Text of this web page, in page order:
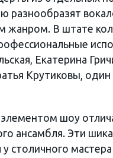
разнообразят
жанром. В штате
Екатерина
Крутиковы,
шоу
ансамбля. Эти
столичного